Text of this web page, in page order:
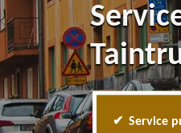
Service